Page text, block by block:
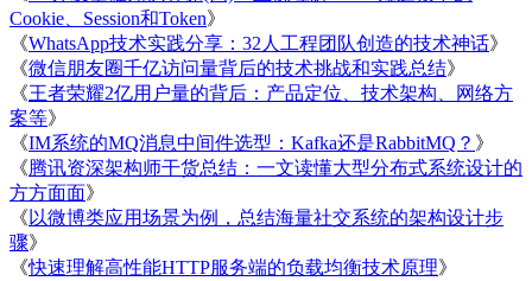
Cookie、Session和Token》
《WhatsApp技术实践分享：32人工程团队创造的技术神话》
《微信朋友圈千亿访问量背后的技术挑战和实践总结》
《王者荣耀2亿用户量的背后：产品定位、技术架构、网络方
案等》
《IM系统的MQ消息中间件选型：Kafka还是RabbitMQ？ 》
《腾讯资深架构师干货总结：一文读懂大型分布式系统设计的
方方面面》
《以微博类应用场景为例，总结海量社交系统的架构设计步
骤》
《快速理解高性能HTTP服务端的负载均衡技术原理》